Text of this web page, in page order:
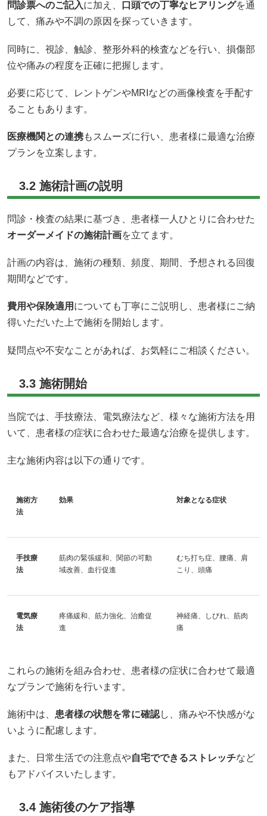
問診票へのご記入に加え、 口頭での丁寧なヒアリングを通
して、痛みや不調の原因を探っていきます。
同時に、視診、触診、整形外科的検査などを行い、損傷部
位や痛みの程度を正確に把握します。
必要に応じて、レントゲンやMRIなどの画像検査を手配す
ることもあります。
医療機関との連携もスムーズに行い、患者様に最適な治療
プランを立案します。
3.2 施術計画の説明
問診・検査の結果に基づき、患者様一人ひとりに合わせた
オーダーメイドの施術計画を立てます。
計画の内容は、施術の種類、頻度、期間、予想される回復
期間などです。
費用や保険適用 についても丁寧にご説明し、患者様にご納
得いただいた上で施術を開始します。
疑問点や不安なことがあれば、お気軽にご相談ください。
3.3 施術開始
当院では、手技療法、電気療法など、様々な施術方法を用
いて、患者様の症状に合わせた最適な治療を提供します。
主な施術内容は以下の通りです。
施術方
法
効果 対象となる症状
手技療
法
筋肉の緊張緩和、関節の可動
域改善、血行促進
むち打ち症、腰痛、肩
こり、頭痛
電気療
法
疼痛緩和、筋力強化、治癒促
進
神経痛、しびれ、筋肉
痛
これらの施術を組み合わせ、患者様の症状に合わせて最適
なプランで施術を行います。
施術中は、 患者様の状態を常に確認し、痛みや不快感がな
いように配慮します。
また、日常生活での注意点や自宅でできるストレッチなど
もアドバイスいたします。
3.4 施術後のケア指導